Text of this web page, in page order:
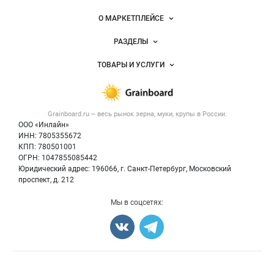
Важные разделы и контакты
Grainboard.ru – весь рынок зерна, муки, крупы в России.
ООО «Инлайн»
ИНН: 7805355672
КПП: 780501001
ОГРН: 1047855085442
Юридический адрес: 196066, г. Санкт-Петербург, Московский
проспект, д. 212
Навигация по сайтуО МАРКЕТПЛЕЙСЕ
Новости Grainboard.ru
Размещение рекламы
Публичная оферта
Контактная информация
Политика обработки персональных данных
РАЗДЕЛЫ
Объявления
Новости рынка
ТОВАРЫ И УСЛУГИ
Крупы
Мука
Мы в соцсетях: